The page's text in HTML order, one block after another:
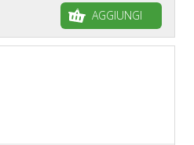
AGGIUNGI